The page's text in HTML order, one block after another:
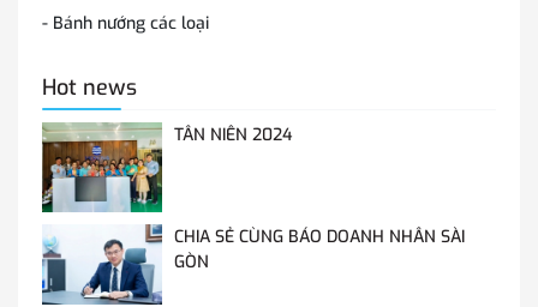
- Bánh nướng các loại
Hot news
TÂN NIÊN 2024
CHIA SẺ CÙNG BÁO DOANH NHÂN SÀI
GÒN